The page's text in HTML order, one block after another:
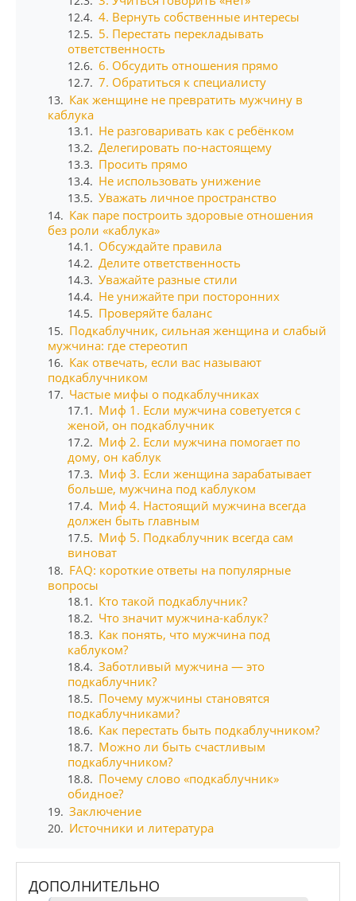
12.4. 4. Вернуть собственные интересы
12.5. 5. Перестать перекладывать
ответственность
12.6. 6. Обсудить отношения прямо
12.7. 7. Обратиться к специалисту
13. Как женщине не превратить мужчину в
каблука
13.1. Не разговаривать как с ребёнком
13.2. Делегировать по-настоящему
13.3. Просить прямо
13.4. Не использовать унижение
13.5. Уважать личное пространство
14. Как паре построить здоровые отношения
без роли «каблука»
14.1. Обсуждайте правила
14.2. Делите ответственность
14.3. Уважайте разные стили
14.4. Не унижайте при посторонних
14.5. Проверяйте баланс
15. Подкаблучник, сильная женщина и слабый
мужчина: где стереотип
16. Как отвечать, если вас называют
подкаблучником
17. Частые мифы о подкаблучниках
17.1. Миф 1. Если мужчина советуется с
женой, он подкаблучник
17.2. Миф 2. Если мужчина помогает по
дому, он каблук
17.3. Миф 3. Если женщина зарабатывает
больше, мужчина под каблуком
17.4. Миф 4. Настоящий мужчина всегда
должен быть главным
17.5. Миф 5. Подкаблучник всегда сам
виноват
18. FAQ: короткие ответы на популярные
вопросы
18.1. Кто такой подкаблучник?
18.2. Что значит мужчина-каблук?
18.3. Как понять, что мужчина под
каблуком?
18.4. Заботливый мужчина — это
подкаблучник?
18.5. Почему мужчины становятся
подкаблучниками?
18.6. Как перестать быть подкаблучником?
18.7. Можно ли быть счастливым
подкаблучником?
18.8. Почему слово «подкаблучник»
обидное?
19. Заключение
20. Источники и литература
ДОПОЛНИТЕЛЬНО